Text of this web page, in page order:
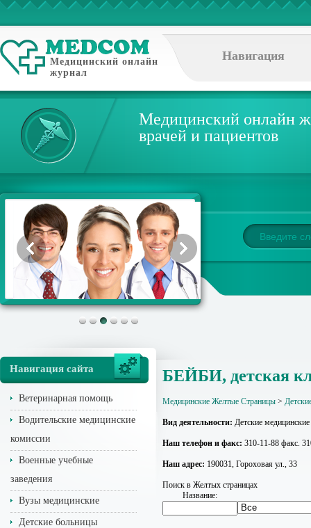
Медицинский онлайн
журнал
Навигация
Медицинский онлайн
врачей и пациентов
Навигация сайта
Ветеринарная помощь
Водительские медицинские
комиссии
Военные учебные
заведения
Вузы медицинские
Детские больницы
БЕЙБИ, детская
Медицинские Желтые Страницы >
Вид деятельности: Детские
Наш телефон и факс: 310-11-88 факс.
Наш адрес: 190031, Гороховая ул., 33
Поиск в Желтых страницах
Название: